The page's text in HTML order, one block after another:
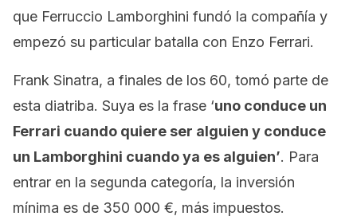
que Ferruccio Lamborghini fundó la compañía y
empezó su particular batalla con Enzo Ferrari.
Frank Sinatra, a finales de los 60, tomó parte de
esta diatriba. Suya es la frase ‘uno conduce un
Ferrari cuando quiere ser alguien y conduce
un Lamborghini cuando ya es alguien’. Para
entrar en la segunda categoría, la inversión
mínima es de 350 000 €, más impuestos.